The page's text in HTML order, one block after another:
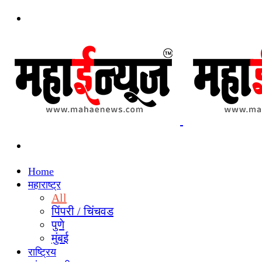
Home
महाराष्ट्र
All
पिंपरी / चिंचवड
पुणे
मुंबई
राष्ट्रिय